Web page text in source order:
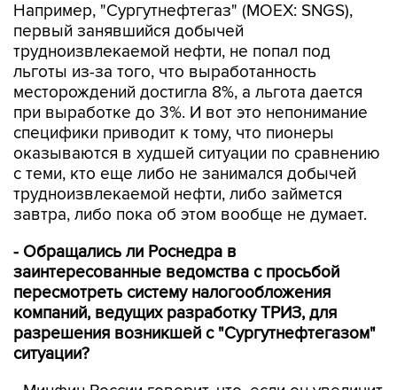
Например, "Сургутнефтегаз" (MOEX: SNGS),
первый занявшийся добычей
трудноизвлекаемой нефти, не попал под
льготы из-за того, что выработанность
месторождений достигла 8%, а льгота дается
при выработке до 3%. И вот это непонимание
специфики приводит к тому, что пионеры
оказываются в худшей ситуации по сравнению
с теми, кто еще либо не занимался добычей
трудноизвлекаемой нефти, либо займется
завтра, либо пока об этом вообще не думает.
- Обращались ли Роснедра в
заинтересованные ведомства с просьбой
пересмотреть систему налогообложения
компаний, ведущих разработку ТРИЗ, для
разрешения возникшей с "Сургутнефтегазом"
ситуации?